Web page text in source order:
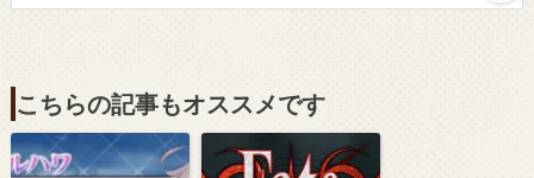
こちらの記事もオススメです